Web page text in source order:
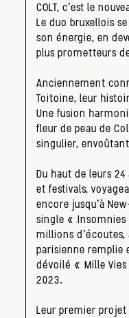
COLT, c’est le
Le duo bruxellois
son énergie, en
plus prometteurs
Anciennement
Toitoine, leur
Une fusion
fleur de peau de
singulier,
Du haut de leurs 24
et festivals,
encore jusqu’à
single «
millions
parisienne remplie
dévoilé « Mille
2023.
Leur premier